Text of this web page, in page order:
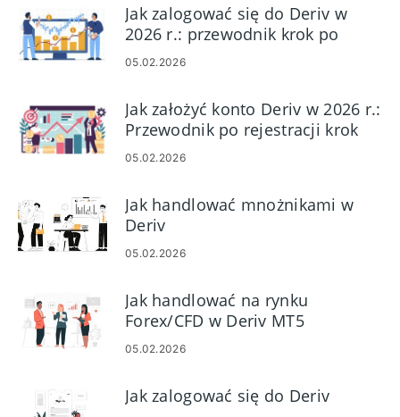
Jak zalogować się do Deriv w
2026 r.: przewodnik krok po
kroku, typowe problemy z
05.02.2026
Jak założyć konto Deriv w 2026 r.:
Przewodnik po rejestracji krok
po kroku dla początkujących
05.02.2026
Jak handlować mnożnikami w
Deriv
05.02.2026
Jak handlować na rynku
Forex/CFD w Deriv MT5
05.02.2026
Jak zalogować się do Deriv